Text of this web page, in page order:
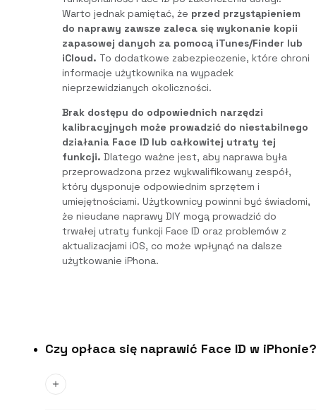
Warto jednak pamiętać, że przed przystąpieniem
do naprawy zawsze zaleca się wykonanie kopii
zapasowej danych za pomocą iTunes/Finder lub
iCloud. To dodatkowe zabezpieczenie, które chroni
informacje użytkownika na wypadek
nieprzewidzianych okoliczności.
Brak dostępu do odpowiednich narzędzi
kalibracyjnych może prowadzić do niestabilnego
działania Face ID lub całkowitej utraty tej
funkcji. Dlatego ważne jest, aby naprawa była
przeprowadzona przez wykwalifikowany zespół,
który dysponuje odpowiednim sprzętem i
umiejętnościami. Użytkownicy powinni być świadomi,
że nieudane naprawy DIY mogą prowadzić do
trwałej utraty funkcji Face ID oraz problemów z
aktualizacjami iOS, co może wpłynąć na dalsze
użytkowanie iPhona.
Czy opłaca się naprawić Face ID w iPhonie?